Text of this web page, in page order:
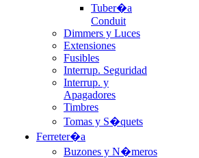
Tuber�a
Conduit
Dimmers y Luces
Extensiones
Fusibles
Interrup. Seguridad
Interrup. y
Apagadores
Timbres
Tomas y S�quets
Ferreter�a
Buzones y N�meros